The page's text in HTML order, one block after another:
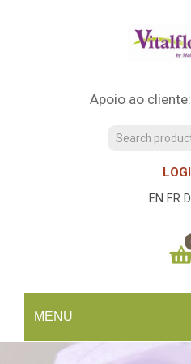
Apoio ao cliente:
EN FR
MENU
You have no items in
SUBTOTAL: